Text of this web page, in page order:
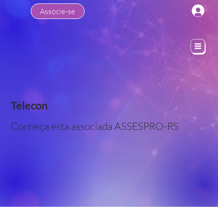
Associe-se
Telecon
Conheça esta associada ASSESPRO-RS